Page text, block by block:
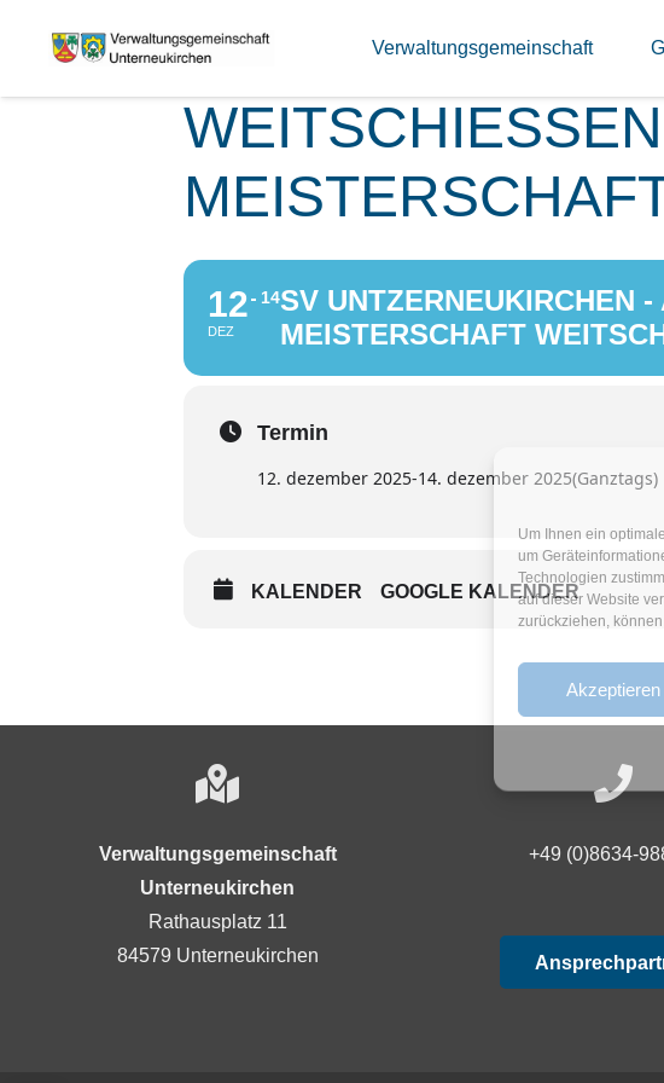
Um Ihnen ein
um
Technologien
auf dieser Website
zurückziehen,
Akzeptieren
Verwaltungsgemeinschaft
SV
WEITSCHIESSEN:
12
DEZ
14SV UNTZERNEUKIRCHEN -
EISTERSCHAFT
Termin
12. dezember 2025-14. dezember 2025(Ganztags)
KALENDER GOOGLE KALENDER
Verwaltungsgemeinschaft
Unterneukirchen
Rathausplatz 11
84579 Unterneukirchen
+49 (0)8634-